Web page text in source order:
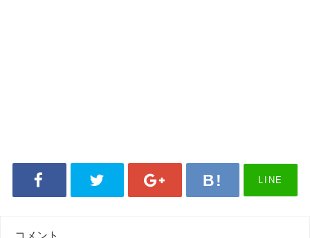
LINE
コメント